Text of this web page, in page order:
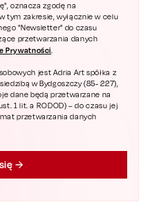
oznacza zgodę na
tym zakresie, wyłącznie w celu
"Newsletter" do czasu
przetwarzania danych
Prywatności.
jest Adria Art spółka z
w Bydgoszczy (85- 227),
dane będą przetwarzane na
1 lit. a RODOD) – do czasu jej
przetwarzania danych